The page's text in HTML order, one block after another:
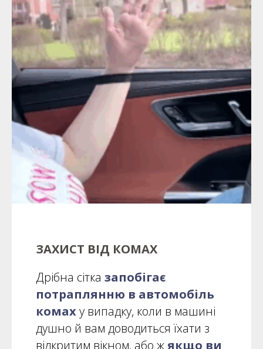
ЗАХИСТ ВІД КОМАХ
Дрібна сітка запобігає
потраплянню в автомобіль
комаху випадку, коли в машині
душно й вам доводиться їхати з
відкритим вікном, або ж якщо ви